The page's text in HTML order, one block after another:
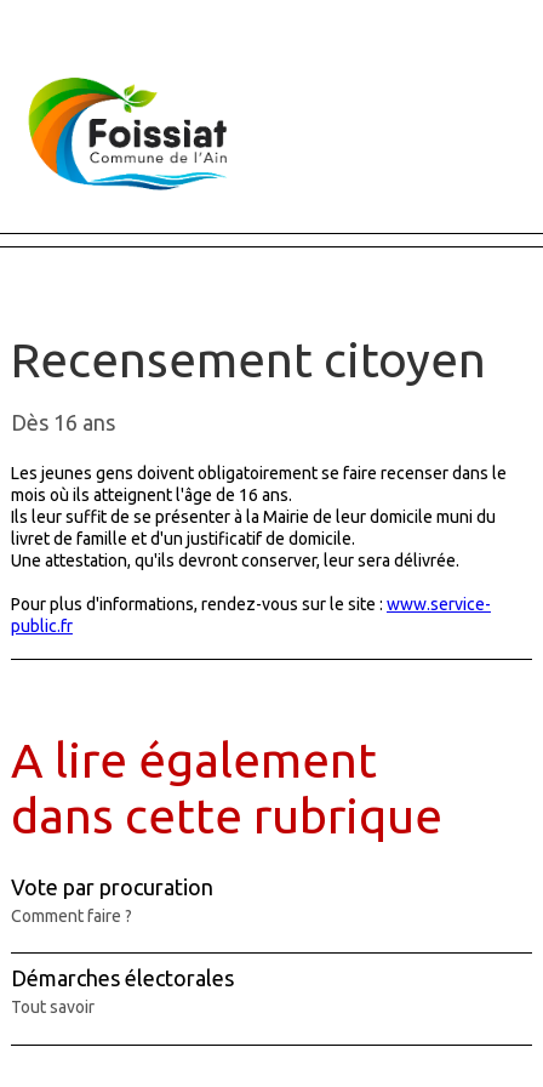
Recensement citoyen
Dès 16 ans
Les jeunes gens doivent obligatoirement se faire recenser dans le
mois où ils atteignent l'âge de 16 ans.
Ils leur suffit de se présenter à la Mairie de leur domicile muni du
livret de famille et d'un justificatif de domicile.
Une attestation, qu'ils devront conserver, leur sera délivrée.
Pour plus d'informations, rendez-vous sur le site : www.service-
public.fr
A lire également
dans cette rubrique
Vote par procuration
Comment faire ?
Démarches électorales
Tout savoir